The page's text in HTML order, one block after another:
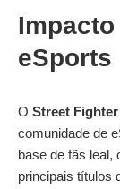
eSports
O Street Fighter
comunidade de
base de fãs leal,
principais títulos